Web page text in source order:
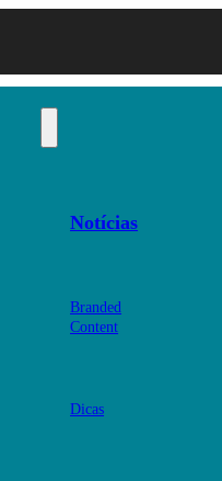
Notícias
Branded
Content
Dicas